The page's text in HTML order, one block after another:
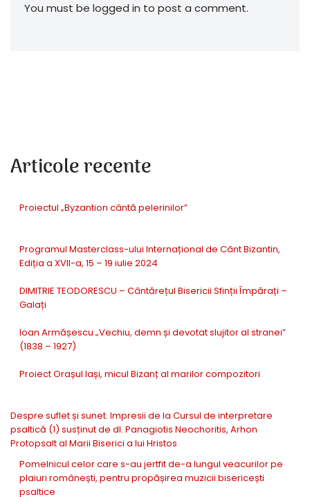
You must be logged in to post a comment.
Articole recente
Proiectul „Byzantion cântă pelerinilor”
Programul Masterclass-ului Internațional de Cânt Bizantin,
Ediția a XVII-a, 15 – 19 iulie 2024
DIMITRIE TEODORESCU – Cântărețul Bisericii Sfinții Împărați –
Galați
Ioan Armășescu „Vechiu, demn și devotat slujitor al stranei”
(1838 – 1927)
Proiect Orașul Iași, micul Bizanț al marilor compozitori
Despre suflet și sunet. Impresii de la Cursul de interpretare
psaltică (1) susținut de dl. Panagiotis Neochoritis, Arhon
Protopsalt al Marii Biserici a lui Hristos
Pomelnicul celor care s-au jertfit de-a lungul veacurilor pe
plaiuri românești, pentru propășirea muzicii bisericești
psaltice